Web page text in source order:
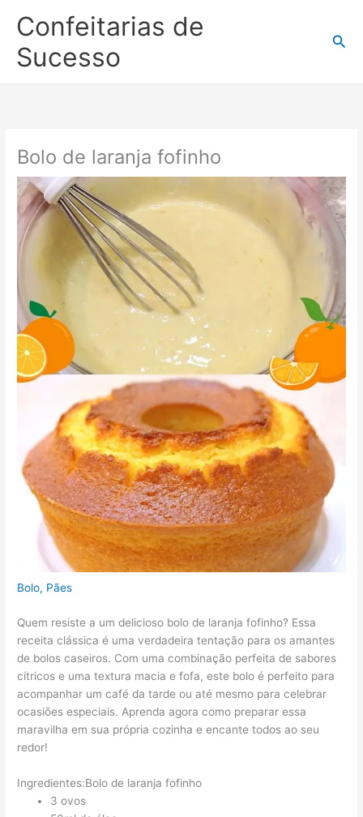
para
conteúdo
Confeitarias de
Sucesso
Bolo de laranja fofinho
Bolo, Pães
Quem resiste a um delicioso bolo de laranja fofinho? Essa
receita clássica é uma verdadeira tentação para os amantes
de bolos caseiros. Com uma combinação perfeita de sabores
cítricos e uma textura macia e fofa, este bolo é perfeito para
acompanhar um café da tarde ou até mesmo para celebrar
ocasiões especiais. Aprenda agora como preparar essa
maravilha em sua própria cozinha e encante todos ao seu
redor!
Ingredientes:Bolo de laranja fofinho
3 ovos